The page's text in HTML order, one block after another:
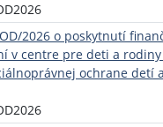
2026 o poskytnutí
v centre pre deti a
ochrane detí